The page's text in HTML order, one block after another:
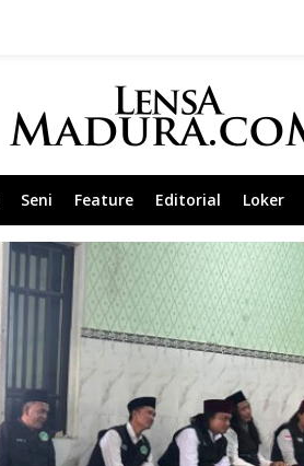
Seni Feature Editorial Loker